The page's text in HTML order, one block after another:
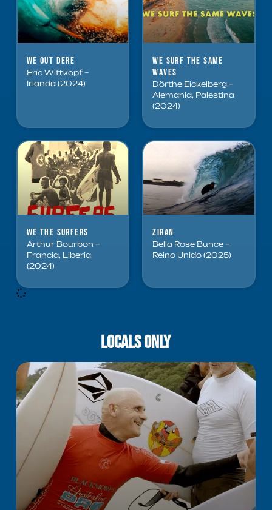
We out dere
Eric Wittkopf –
Irlanda (2024)
We Surf the Same
Waves
Dörthe Eickelberg –
Alemania, Palestina
(2024)
We the Surfers
Arthur Bourbon –
Francia, Liberia
(2024)
Ziran
Bella Rose Bunce –
Reino Unido (2025)
LOCALS ONLY